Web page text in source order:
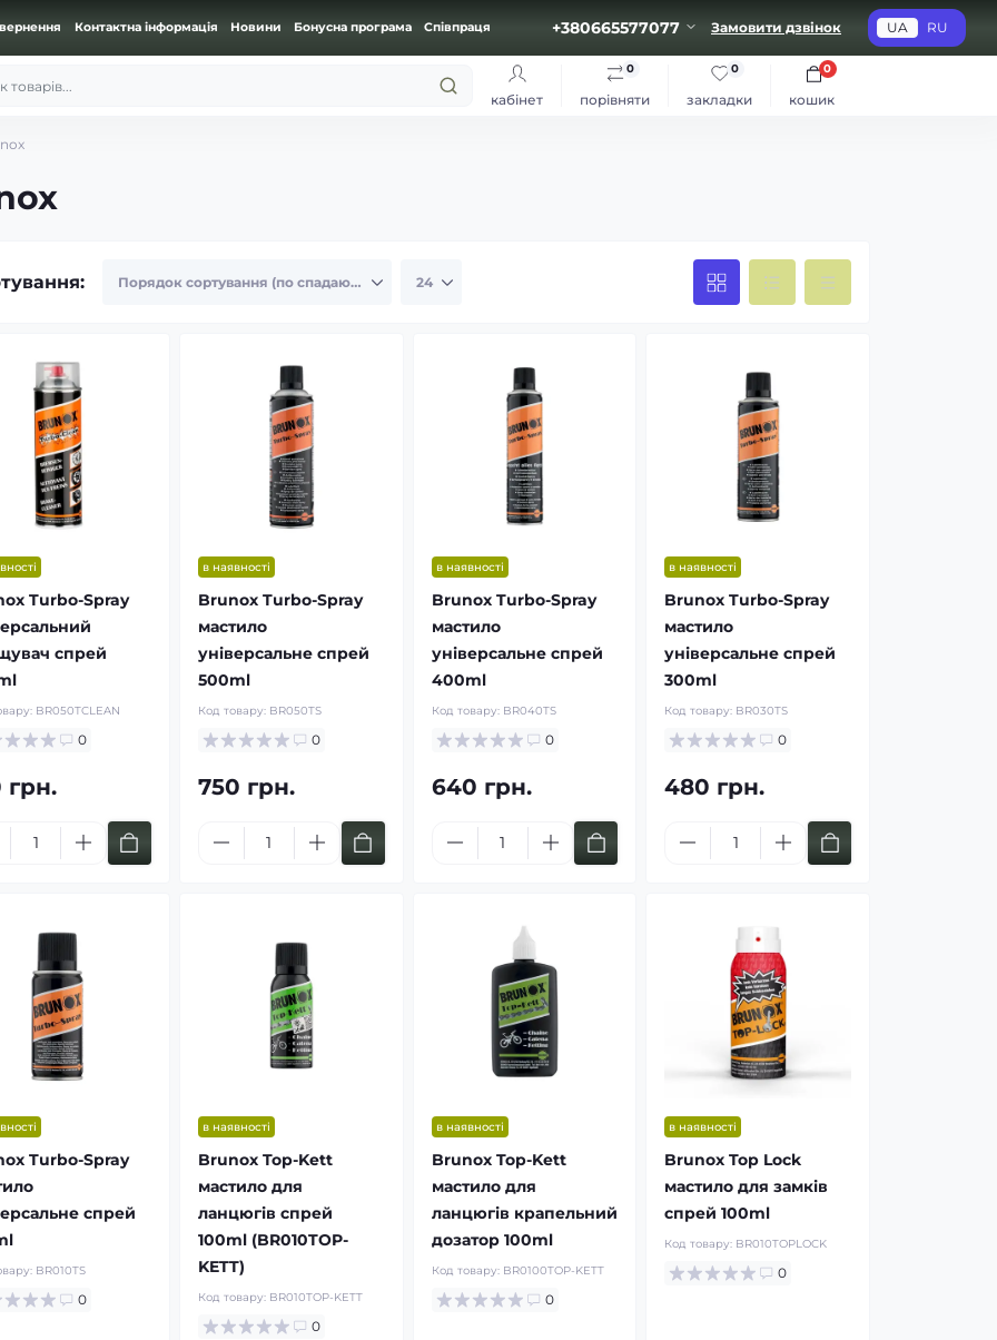
Контактна інформація Новини Бонусна програма Співпраця +380665577077 Замовити дзвінок UA RU
кабінет
порівняти
0
закладки
0
кошик
0
Купити
М'які балістичні
Купити за ціною від: 780 грн
Turbo-Spray
спрей
BR050TCLEAN
0
грн.
в наявності
Brunox Turbo-Spray
мастило
універсальне спрей
500ml
Код товару: BR050TS
0
750 грн.
в наявності
Brunox Turbo-Spray
мастило
універсальне спрей
400ml
Код товару: BR040TS
0
640 грн.
в наявності
Brunox Turbo-Spray
мастило
універсальне спрей
300ml
Код товару: BR030TS
0
480 грн.
Turbo-Spray
спрей
BR010TS
0
в наявності
Brunox Top-Kett
мастило для
ланцюгів спрей
100ml (BR010TOP-
KETT)
Код товару: BR010TOP-KETT
0
в наявності
Brunox Top-Kett
мастило для
ланцюгів крапельний
дозатор 100ml
Код товару: BR0100TOP-KETT
0
в наявності
Brunox Top Lock
мастило для замків
спрей 100ml
Код товару: BR010TOPLOCK
0